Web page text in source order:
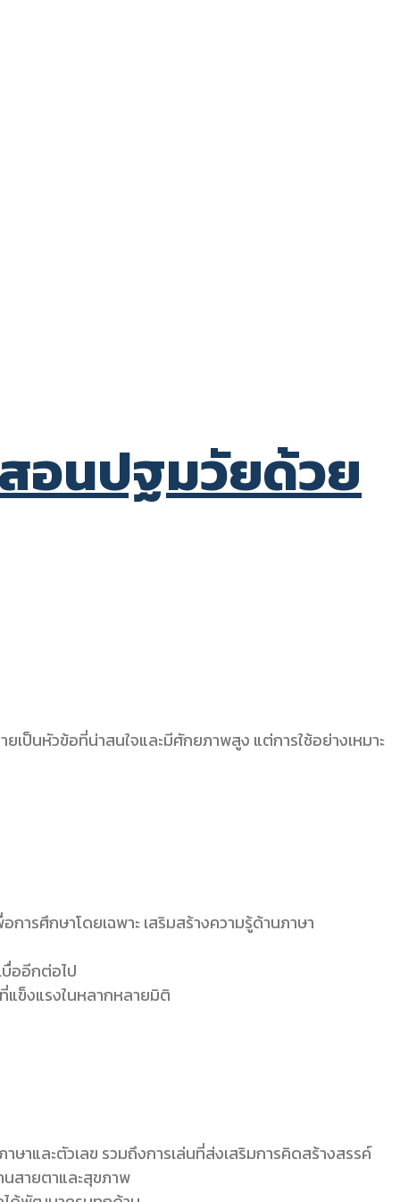
สอนปฐมวัยด้วย
เป็นหัวข้อที่น่าสนใจและมีศักยภาพสูง แต่การใช้อย่างเหมาะ
ารศึกษาโดยเฉพาะ เสริมสร้างความรู้ด้านภาษา
บื่ออีกต่อไป
แข็งแรงในหลากหลายมิติ
าและตัวเลข รวมถึงการเล่นที่ส่งเสริมการคิดสร้างสรรค์
นสายตาและสุขภาพ